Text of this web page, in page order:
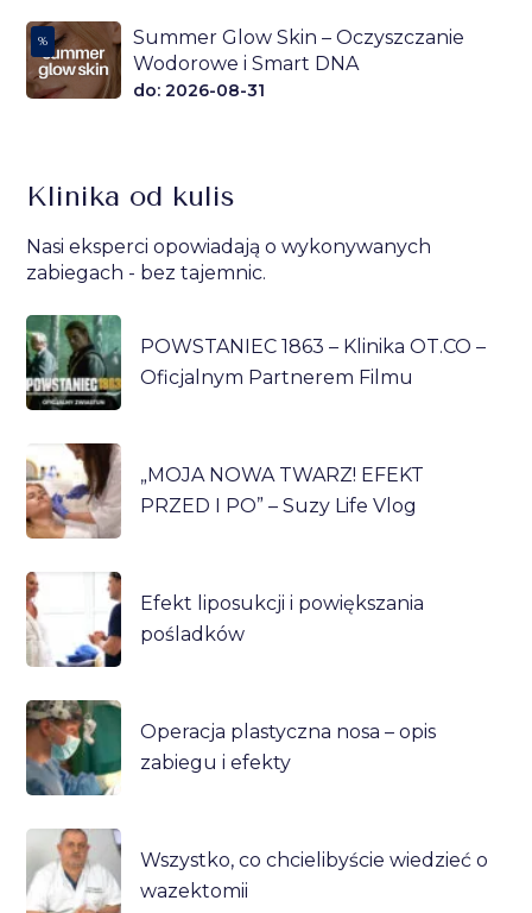
%
Summer Glow Skin – Oczyszczanie
Wodorowe i Smart DNA
do: 2026-08-31
Klinika od kulis
Nasi eksperci opowiadają o wykonywanych
zabiegach - bez tajemnic.
POWSTANIEC 1863 – Klinika OT.CO –
Oficjalnym Partnerem Filmu
„MOJA NOWA TWARZ! EFEKT
PRZED I PO” – Suzy Life Vlog
Efekt liposukcji i powiększania
pośladków
Operacja plastyczna nosa – opis
zabiegu i efekty
Wszystko, co chcielibyście wiedzieć o
wazektomii